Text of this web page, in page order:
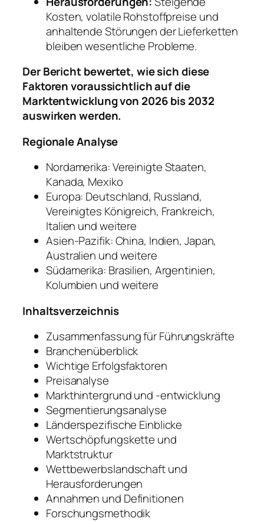
Kosten, volatile Rohstoffpreise und
anhaltende Störungen der Lieferketten
bleiben wesentliche Probleme.
Der Bericht bewertet, wie sich diese
Faktoren voraussichtlich auf die
Marktentwicklung von 2026 bis 2032
auswirken werden.
Regionale Analyse
Nordamerika: Vereinigte Staaten,
Kanada, Mexiko
Europa: Deutschland, Russland,
Vereinigtes Königreich, Frankreich,
Italien und weitere
Asien-Pazifik: China, Indien, Japan,
Australien und weitere
Südamerika: Brasilien, Argentinien,
Kolumbien und weitere
Inhaltsverzeichnis
Zusammenfassung für Führungskräfte
Branchenüberblick
Wichtige Erfolgsfaktoren
Preisanalyse
Markthintergrund und -entwicklung
Segmentierungsanalyse
Länderspezifische Einblicke
Wertschöpfungskette und
Marktstruktur
Wettbewerbslandschaft und
Herausforderungen
Annahmen und Definitionen
Forschungsmethodik